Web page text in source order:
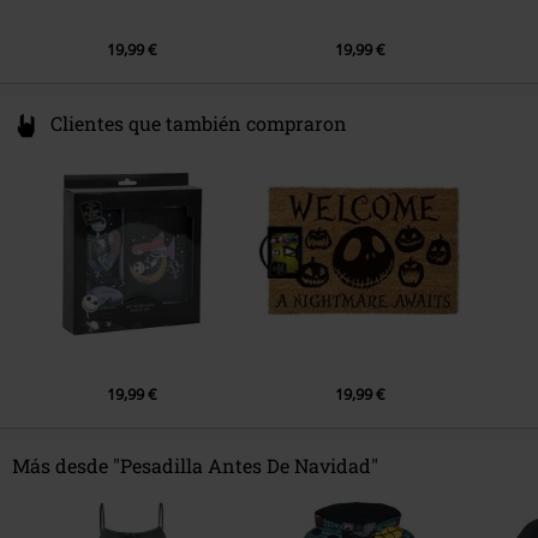
19,99 € 19,99 €
Clientes que también compraron
19,99 € 19,99 €
Más desde "Pesadilla Antes De Navidad"